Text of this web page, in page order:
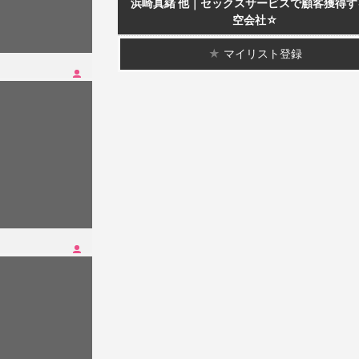
浜崎真緒 他｜セックスサービスで顧客獲得
空会社☆
★ マイリスト登録